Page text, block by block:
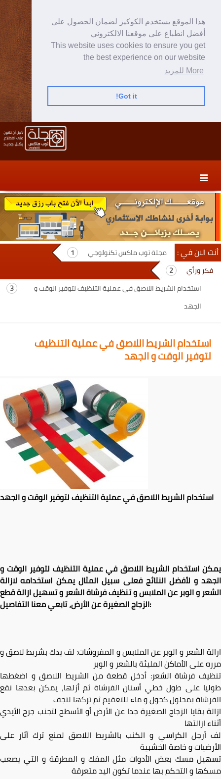
هذا الموقع يستخدم الكوكيز لضمان الحصول على
أفضل انطباع على موقعنا الالكتروني
This website uses cookies to ensure you get
the best experience on our website
More للمزيد
Got it!
content
secondary
content
أنت الان في :
مجلة توب ماكس تكنولوجي
فكر ورأي
استخدام الشريط اللاصق في عملية التنظيف لتوفير الوقت و
الجهد
استخدام الشريط اللاصق في عملية التنظيف
لتوفير الوقت و الجهد
يمكن استخدام الشريط اللاصق في عملية التنظيف لتوفير الوقت و
الجهد و لأفضل النتائج فعلى سبيل المثال يمكن استخدامه لازالة
الشعر و الوبر عن الملابس و تنظيف فرشاة الشعر و تسهيل ازالة قطع
الزجاج الصغيرة عن الأرض، تابعي معنا التفاصيل:
ازالة الشعر و الوبر عن الملابس و المفروشات: لف يدك بشريط لاصق و
مرره على الأماكن المليئة بالشعر و الوبر
تنظيف فرشاة الشعر: أدخل قطعة من الشريط اللاصق و اضغطها
طوليا على طول خطي أسنان الفرشاة ثم أزلها، يمكن بعدها نقع
الفرشاة بمحلول كحول و ماء للتعقيم ثم تركها لتجف
ازالة بقايا الزجاج الصغيرة جدا عن الأرض أو الأسطح لتجنب جرح الأيدي
أثناء ازالتها
لف أرجل الكراسي و الكنب بالشريط اللاصق لمنع ترك آثار على
الأرضيات و خاصة الخشبية
تسهيل مسك بعض الأدوات مثل المفك و المطرقة و التي يصعب
مسكها و التحكم بها عندما تكون اليد متعرقة